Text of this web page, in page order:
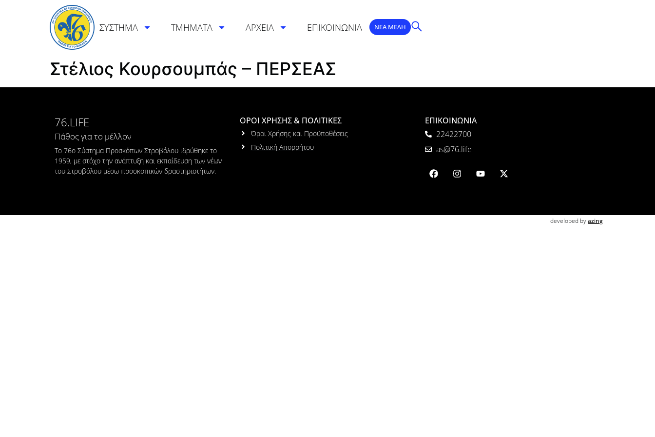
ΣΥΣΤΗΜΑ ΤΜΗΜΑΤΑ ΑΡΧΕΙΑ ΕΠΙΚΟΙΝΩΝΙΑ ΝΕΑ ΜΕΛΗ
Στέλιος Κουρσουμπάς – ΠΕΡΣΕΑΣ
76.LIFE
Πάθος για το μέλλον
Το 76ο Σύστημα Προσκόπων Στροβόλου ιδρύθηκε το
1959, με στόχο την ανάπτυξη και εκπαίδευση των νέων
του Στροβόλου μέσω προσκοπικών δραστηριοτήτων.
ΟΡΟΙ ΧΡΗΣΗΣ & ΠΟΛΙΤΙΚΕΣ
Όροι Χρήσης και Προϋποθέσεις
Πολιτική Απορρήτου
ΕΠΙΚΟΙΝΩΝΙΑ
22422700
as@76.life
developed byazing